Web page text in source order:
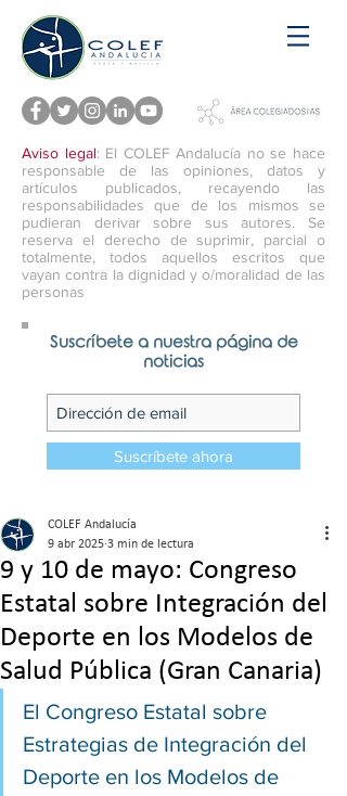
Aviso legal: El COLEF Andalucía no se hace
responsable de las opiniones, datos y
artículos publicados, recayendo las
responsabilidades que de los mismos se
pudieran derivar sobre sus autores. Se
reserva el derecho de suprimir, parcial o
totalmente, todos aquellos escritos que
vayan contra la dignidad y o/moralidad de las
personas
Suscríbete a nuestra página de
noticias
Suscríbete ahora
9 y 10 de mayo: Congreso
Estatal sobre Integración del
Deporte en los Modelos de
Salud Pública (Gran Canaria)
COLEF Andalucía
9 abr 2025 3 min de lectura
El Congreso Estatal sobre
Estrategias de Integración del
Deporte en los Modelos de